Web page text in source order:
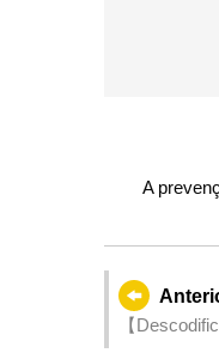
prevenção eficaz da
A
【